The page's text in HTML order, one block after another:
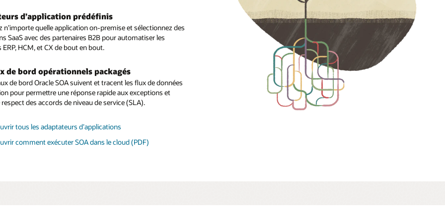
d’application prédéfinis
n’importe quelle application on-premise et sélectionnez des
SaaS avec des partenaires B2B pour automatiser les
HCM, et CX de bout en bout.
de bord opérationnels packagés
de bord Oracle SOA suivent et tracent les flux de données
pour permettre une réponse rapide aux exceptions et
des accords de niveau de service (SLA).
tous les adaptateurs d’applications
comment exécuter SOA dans le cloud (PDF)
intégrations de manière sélective on-premise ou dans le
optimiser la sécurité, les coûts et les exigences
Bénéficiez d’une expertise en matière de styles
orientés services et orientez le développement vers
technique Oracle SOA (PDF)
automatisée
complexité, les erreurs et augmentez l’agilité en
les opérations administratives telles que la sauvegarde, la
virtuel
coûts de maintenance et la complexité grâce à un accès
complet au serveur SOA via une console web unifiée et un
et une nouvelle soumission de fichiers fiables.